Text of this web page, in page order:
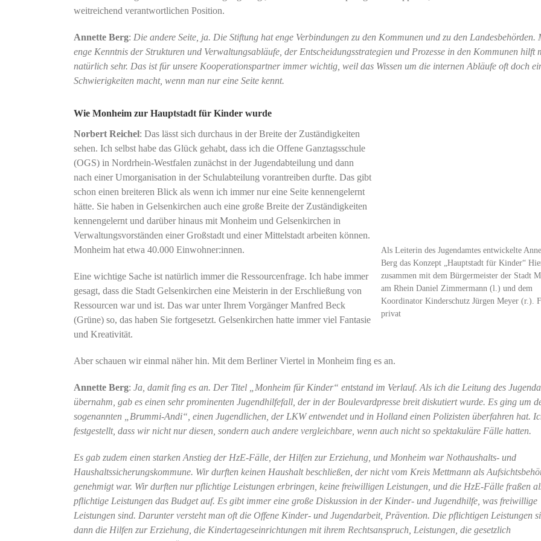
weitreichend verantwortlichen Position.
Annette Berg: Die andere Seite, ja. Die Stiftung hat enge Verbindungen zu den Kommunen und zu den Landesbehörden.
enge Kenntnis der Strukturen und Verwaltungsabläufe, der Entscheidungsstrategien und Prozesse in den Kommunen hilft
natürlich sehr. Das ist für unsere Kooperationspartner immer wichtig, weil das Wissen um die internen Abläufe oft doch
Schwierigkeiten macht, wenn man nur eine Seite kennt.
Wie Monheim zur Hauptstadt für Kinder wurde
Als Leiterin des Jugendamtes entwickelte
Berg das Konzept „Hauptstadt für Kinder“
zusammen mit dem Bürgermeister der Stadt
am Rhein Daniel Zimmermann (l.) und dem
Koordinator Kinderschutz Jürgen Meyer (r.).
privat
Norbert Reichel: Das lässt sich durchaus in der Breite der Zuständigkeiten
sehen. Ich selbst habe das Glück gehabt, dass ich die Offene Ganztagsschule
(OGS) in Nordrhein-Westfalen zunächst in der Jugendabteilung und dann
nach einer Umorganisation in der Schulabteilung vorantreiben durfte. Das gibt
schon einen breiteren Blick als wenn ich immer nur eine Seite kennengelernt
hätte. Sie haben in Gelsenkirchen auch eine große Breite der Zuständigkeiten
kennengelernt und darüber hinaus mit Monheim und Gelsenkirchen in
Verwaltungsvorständen einer Großstadt und einer Mittelstadt arbeiten können.
Monheim hat etwa 40.000 Einwohner:innen.
Eine wichtige Sache ist natürlich immer die Ressourcenfrage. Ich habe immer
gesagt, dass die Stadt Gelsenkirchen eine Meisterin in der Erschließung von
Ressourcen war und ist. Das war unter Ihrem Vorgänger Manfred Beck
(Grüne) so, das haben Sie fortgesetzt. Gelsenkirchen hatte immer viel Fantasie
und Kreativität.
Aber schauen wir einmal näher hin. Mit dem Berliner Viertel in Monheim fing es an.
Annette Berg: Ja, damit fing es an. Der Titel „Monheim für Kinder“ entstand im Verlauf. Als ich die Leitung des
übernahm, gab es einen sehr prominenten Jugendhilfefall, der in der Boulevardpresse breit diskutiert wurde. Es ging um
sogenannten „Brummi-Andi“, einen Jugendlichen, der LKW entwendet und in Holland einen Polizisten überfahren hat.
festgestellt, dass wir nicht nur diesen, sondern auch andere vergleichbare, wenn auch nicht so spektakuläre Fälle hatten.
Es gab zudem einen starken Anstieg der HzE-Fälle, der Hilfen zur Erziehung, und Monheim war Nothaushalts- und
Haushaltssicherungskommune. Wir durften keinen Haushalt beschließen, der nicht vom Kreis Mettmann als
genehmigt war. Wir durften nur pflichtige Leistungen erbringen, keine freiwilligen Leistungen, und die HzE-Fälle fraßen
pflichtige Leistungen das Budget auf. Es gibt immer eine große Diskussion in der Kinder- und Jugendhilfe, was freiwillige
Leistungen sind. Darunter versteht man oft die Offene Kinder- und Jugendarbeit, Prävention. Die pflichtigen Leistungen
dann die Hilfen zur Erziehung, die Kindertageseinrichtungen mit ihrem Rechtsanspruch, Leistungen, die gesetzlich